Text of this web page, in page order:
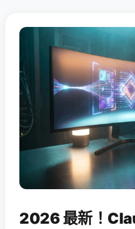
2026 最新！